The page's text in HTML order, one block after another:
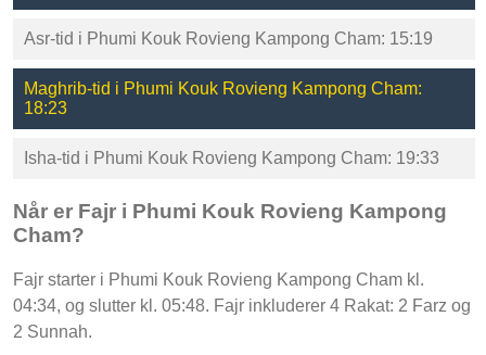
Asr-tid i Phumi Kouk Rovieng Kampong Cham: 15:19
Maghrib-tid i Phumi Kouk Rovieng Kampong Cham:
18:23
Isha-tid i Phumi Kouk Rovieng Kampong Cham: 19:33
Når er Fajr i Phumi Kouk Rovieng Kampong
Cham?
Fajr starter i Phumi Kouk Rovieng Kampong Cham kl.
04:34, og slutter kl. 05:48. Fajr inkluderer 4 Rakat: 2 Farz og
2 Sunnah.